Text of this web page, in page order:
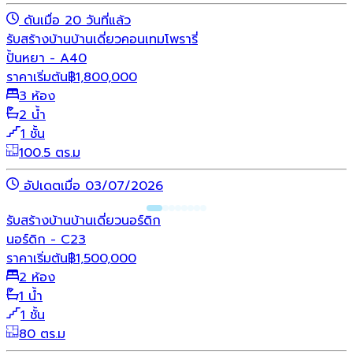
ดันเมื่อ 20 วันที่แล้ว
รับสร้างบ้านบ้านเดี่ยวคอนเทมโพรารี่
ปั้นหยา - A40
ราคาเริ่มต้น฿1,800,000
3 ห้อง
2 น้ำ
1 ชั้น
100.5 ตร.ม
อัปเดตเมื่อ 03/07/2026
รับสร้างบ้านบ้านเดี่ยวนอร์ดิก
นอร์ดิก - C23
ราคาเริ่มต้น฿1,500,000
2 ห้อง
1 น้ำ
1 ชั้น
80 ตร.ม